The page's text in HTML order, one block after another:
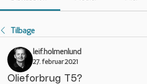
Tilbage
leif.holmenlund
27. februar 2021
Olieforbrug T5?